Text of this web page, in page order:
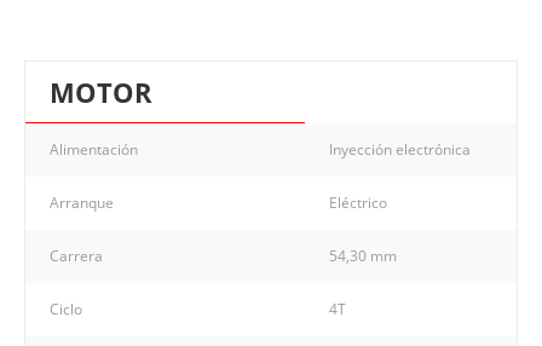
MOTOR
Alimentación Inyección electrónica
Arranque Eléctrico
Carrera 54,30 mm
Ciclo 4T